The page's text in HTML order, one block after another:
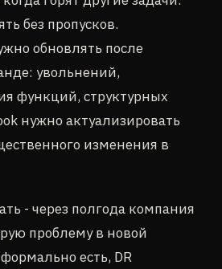
без пропусков.
обновлять после
увольнений,
функций, структурных
нужно актуализировать
изменения в
- через полгода компания
проблему в новой
есть, DR